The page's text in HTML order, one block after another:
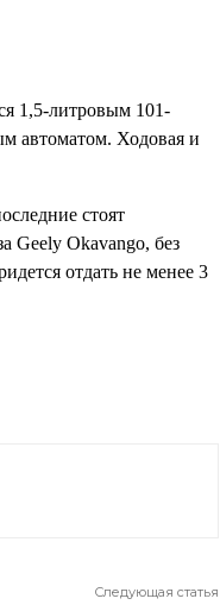
1,5-литровым 101-
автоматом. Ходовая и
стоят
Geely Okavango, без
отдать не менее 3
Следующая статья